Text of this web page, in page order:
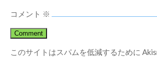
コメント ※
このサイトはスパムを低減するために